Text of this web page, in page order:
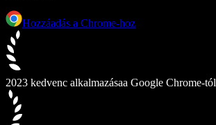
Hozzáadás a Chrome-hoz
2023 kedvenc alkalmazásaa Google Chrome-tól